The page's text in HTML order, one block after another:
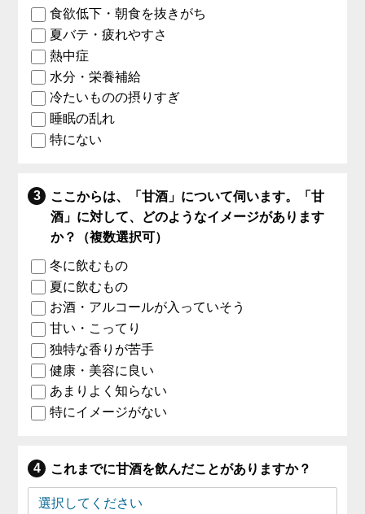
食欲低下・朝食を抜きがち
夏バテ・疲れやすさ
熱中症
水分・栄養補給
冷たいものの摂りすぎ
睡眠の乱れ
特にない
ここからは、「甘酒」について伺います。「甘
酒」に対して、どのようなイメージがあります
か？（複数選択可）
冬に飲むもの
夏に飲むもの
お酒・アルコールが入っていそう
甘い・こってり
独特な香りが苦手
健康・美容に良い
あまりよく知らない
特にイメージがない
これまでに甘酒を飲んだことがありますか？